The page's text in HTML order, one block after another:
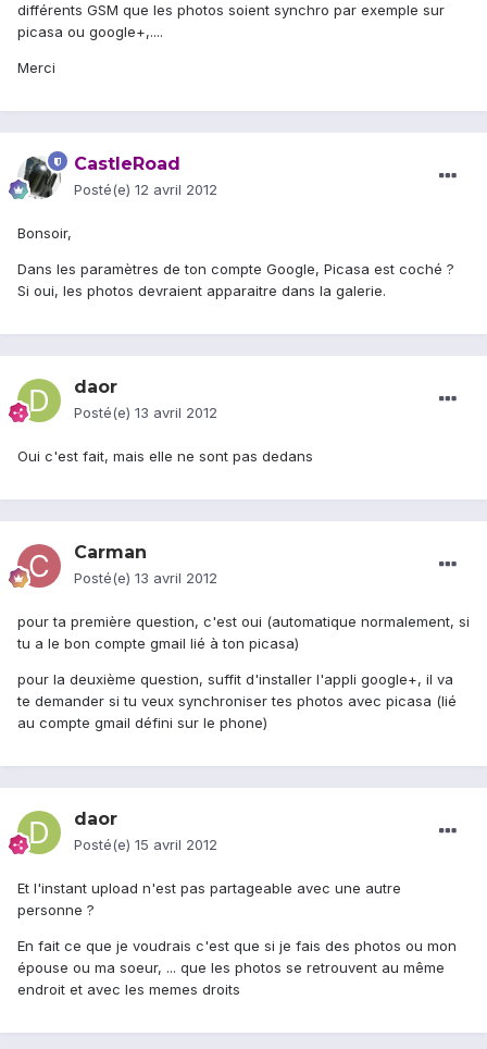
différents GSM que les photos soient synchro par exemple sur
picasa ou google+,....
Merci
CastleRoad
Posté(e) 12 avril 2012
Bonsoir,
Dans les paramètres de ton compte Google, Picasa est coché ?
Si oui, les photos devraient apparaitre dans la galerie.
daor
Posté(e) 13 avril 2012
Oui c'est fait, mais elle ne sont pas dedans
Carman
Posté(e) 13 avril 2012
pour ta première question, c'est oui (automatique normalement, si
tu a le bon compte gmail lié à ton picasa)
pour la deuxième question, suffit d'installer l'appli google+, il va
te demander si tu veux synchroniser tes photos avec picasa (lié
au compte gmail défini sur le phone)
daor
Posté(e) 15 avril 2012
Et l'instant upload n'est pas partageable avec une autre
personne ?
En fait ce que je voudrais c'est que si je fais des photos ou mon
épouse ou ma soeur, ... que les photos se retrouvent au même
endroit et avec les memes droits